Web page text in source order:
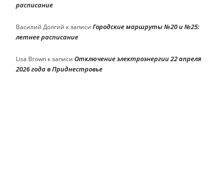
расписание
Василий Долгий к записи Городские маршруты №20 и №25:
летнее расписание
Lisa Brown к записи Отключение электроэнергии 22 апреля
2026 года в Приднестровье